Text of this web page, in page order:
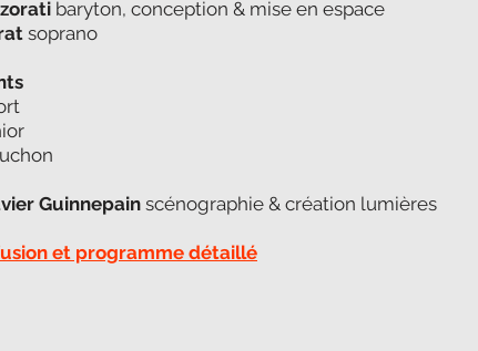
baryton, conception & mise en espace
soprano
Guinnepain scénographie & création lumières
et programme détaillé